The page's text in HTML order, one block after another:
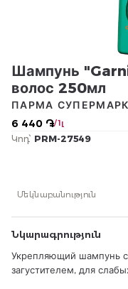
Шампунь
волос 250мл
6 440 ֏/ 1լ
ПАРМА
Կոդ՝ PRM-27549
Մեկնաբանություն
Նկարագրություն
Укрепляющий шампунь
загустителем, для